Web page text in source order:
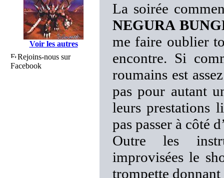
Voir les autres
Rejoins-nous sur
Facebook
La soirée
NEGURA
me faire oublier
encontre. Si
roumains est
pas pour autant
leurs prestations
pas passer à côté
Outre les
improvisées le
trompette donnant